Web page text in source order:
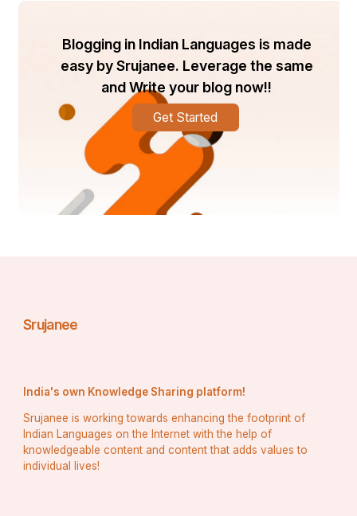
Blogging in Indian Languages is made
easy by Srujanee. Leverage the same
and Write your blog now!!
Get Started
Srujanee
India's own Knowledge Sharing platform!
Srujanee is working towards enhancing the footprint of
Indian Languages on the Internet with the help of
knowledgeable content and content that adds values to
individual lives!